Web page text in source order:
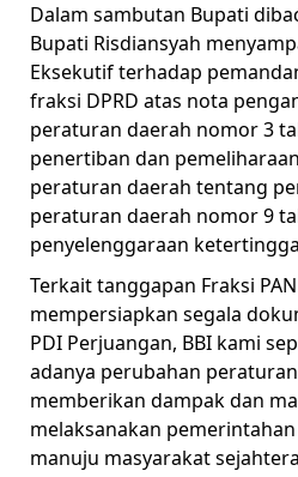
Dalam sambutan Bupati
Bupati Risdiansyah
Eksekutif terhadap
fraksi DPRD atas nota
peraturan daerah nomor 3
penertiban dan
peraturan daerah tentang
peraturan daerah nomor 9
penyelenggaraan
Terkait tanggapan Fraksi
mempersiapkan segala
PDI Perjuangan, BBI kami
adanya perubahan
memberikan dampak dan
melaksanakan
manuju masyarakat